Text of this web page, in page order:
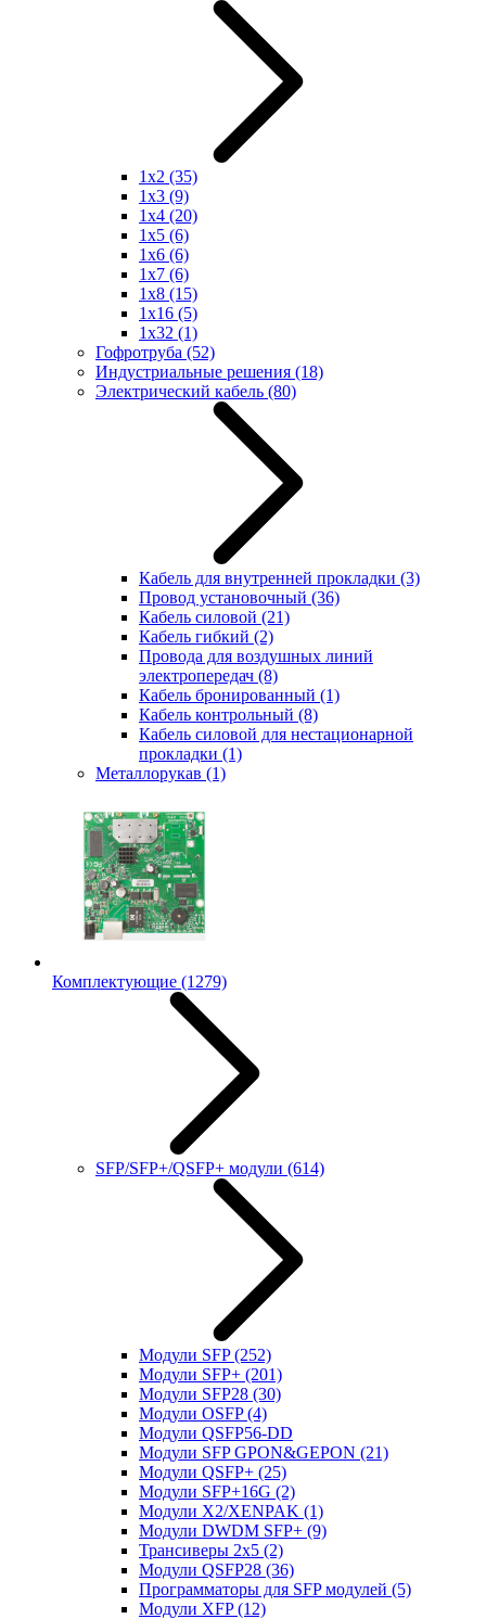
1x2 (35)
1x3 (9)
1x4 (20)
1x5 (6)
1x6 (6)
1x7 (6)
1x8 (15)
1x16 (5)
1x32 (1)
Гофротруба (52)
Индустриальные решения (18)
Электрический кабель (80)
Кабель для внутренней прокладки (3)
Провод установочный (36)
Кабель силовой (21)
Кабель гибкий (2)
Провода для воздушных линий
электропередач (8)
Кабель бронированный (1)
Кабель контрольный (8)
Кабель силовой для нестационарной
прокладки (1)
Металлорукав (1)
Комплектующие (1279)
SFP/SFP+/QSFP+ модули (614)
Модули SFP(252)
Модули SFP+ (201)
Модули SFP28 (30)
Модули OSFP(4)
Модули QSFP56-DD
Модули SFP GPON&GEPON (21)
Модули QSFP+ (25)
Модули SFP+16G (2)
Модули X2/XENPAK (1)
Модули DWDM SFP+ (9)
Трансиверы 2x5 (2)
Модули QSFP28 (36)
Программаторы для SFP модулей (5)
Модули XFP(12)